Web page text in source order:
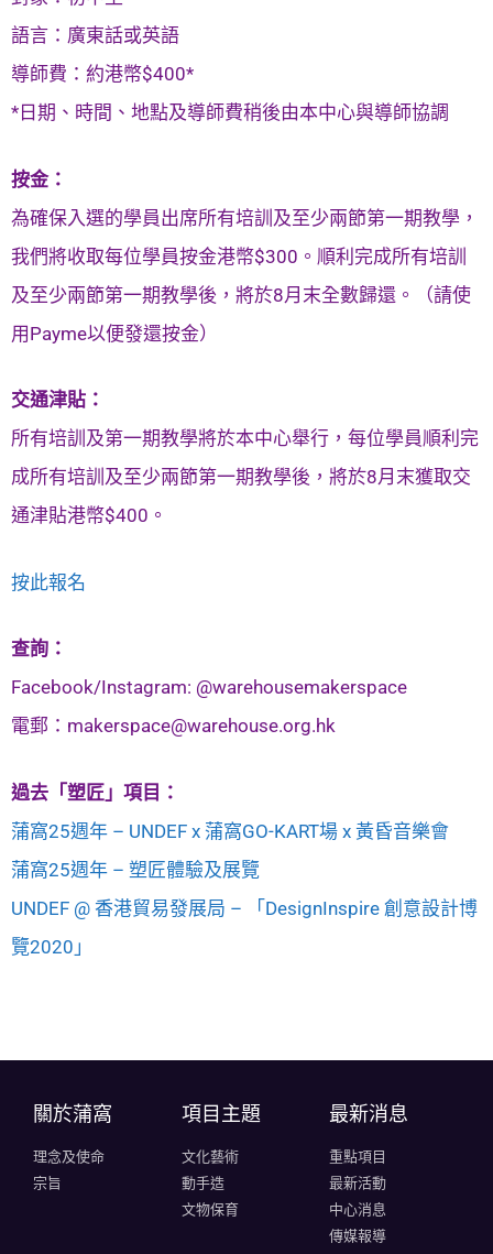
語言：廣東話或英語
導師費：約港幣$400*
*日期、時間、地點及導師費稍後由本中心與導師協調
按金：
為確保入選的學員出席所有培訓及至少兩節第一期教學，
我們將收取每位學員按金港幣$300。順利完成所有培訓
及至少兩節第一期教學後，將於8月末全數歸還。（請使
用Payme以便發還按金）
交通津貼：
所有培訓及第一期教學將於本中心舉行，每位學員順利完
成所有培訓及至少兩節第一期教學後，將於8月末獲取交
通津貼港幣$400。
按此報名
查詢：
Facebook/Instagram: @warehousemakerspace
電郵： makerspace@warehouse.org.hk
過去「塑匠」項目：
蒲窩25週年 – UNDEF x 蒲窩GO-KART場 x 黃昏音樂會
蒲窩25週年 – 塑匠體驗及展覽
UNDEF @ 香港貿易發展局 – 「DesignInspire 創意設計博
覽2020」
關於蒲窩​
理念及使命
宗旨
項目主題
文化藝術
動手造
文物保育
最新消息
重點項目
最新活動
中心消息
傳媒報導